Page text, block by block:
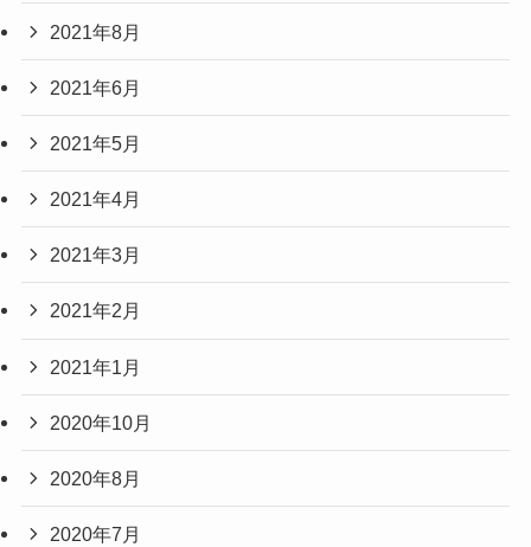
2021年8月
2021年6月
2021年5月
2021年4月
2021年3月
2021年2月
2021年1月
2020年10月
2020年8月
2020年7月